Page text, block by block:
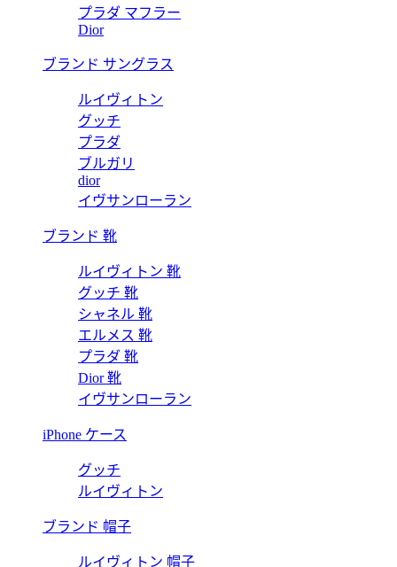
プラダ マフラー
Dior
ブランド サングラス
ルイヴィトン
グッチ
プラダ
ブルガリ
dior
イヴサンローラン
ブランド 靴
ルイヴィトン 靴
グッチ 靴
シャネル 靴
エルメス 靴
プラダ 靴
Dior 靴
イヴサンローラン
iPhone ケース
グッチ
ルイヴィトン
ブランド 帽子
ルイヴィトン 帽子